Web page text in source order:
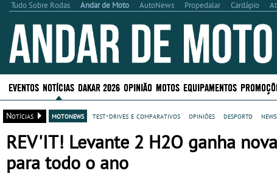
Tudo Sobre Rodas Andar de Moto AutoNews Propedalar Cardápio
EVENTOS NOTÍCIAS DAKAR 2026 OPINIÃO MOTOS EQUIPAMENTOS
Notícias motonews test-drives e comparativos opiniões desporto
REV'IT! Levante 2 H2O ganha
para todo o ano